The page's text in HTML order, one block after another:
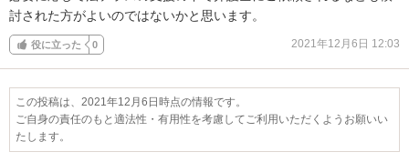
討された方がよいのではないかと思います。
役に立った 0 2021年12月6日 12:03
この投稿は、2021年12月6日時点の情報です。
ご自身の責任のもと適法性・有用性を考慮してご利用いただくようお願いい
たします。